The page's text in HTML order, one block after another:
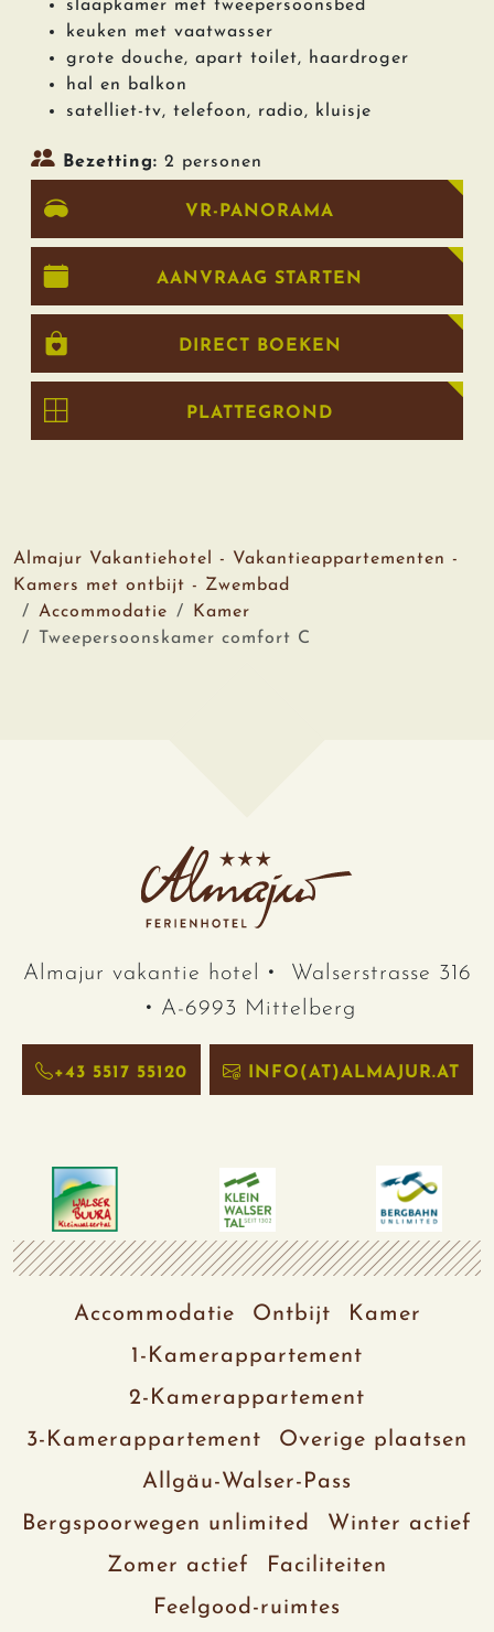
slaapkamer met tweepersoonsbed
keuken met vaatwasser
grote douche, apart toilet, haardroger
hal en balkon
satelliet-tv, telefoon, radio, kluisje
Bezetting: 2 personen
VR-PANORAMA
AANVRAAG STARTEN
DIRECT BOEKEN
PLATTEGROND
Almajur Vakantiehotel - Vakantieappartementen -
Kamers met ontbijt - Zwembad
Accommodatie
Kamer
Tweepersoonskamer comfort C
Almajur vakantie hotel
Walserstrasse 316
A-6993 Mittelberg
+43 5517 55120 INFO(AT)ALMAJUR.AT
Accommodatie Ontbijt
Kamer
1-Kamerappartement
2-Kamerappartement
3-Kamerappartement
Overige plaatsen
Allgäu-Walser-Pass
Bergspoorwegen unlimited
Winter actief
Zomer actief
Faciliteiten
Feelgood-ruimtes